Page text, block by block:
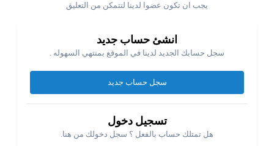
يجب ان تكون عضوا لدينا لتتمكن من التعليق
انشئ حساب جديد
سجل حسابك الجديد لدينا في الموقع بمنتهي السهوله .
سجل حساب جديد
تسجيل دخول
هل تمتلك حساب بالفعل ؟ سجل دخولك من هنا.